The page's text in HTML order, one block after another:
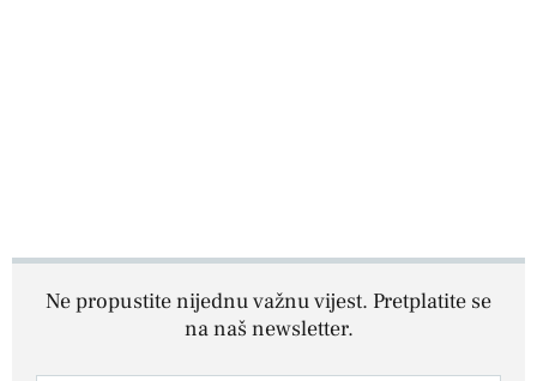
Ne propustite nijednu važnu vijest. Pretplatite se
na naš newsletter.